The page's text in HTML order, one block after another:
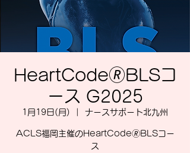
HeartCode🄬BLSコ
ース G2025
1月19日(月) ナースサポート北九州
ACLS福岡主催のHeartCode🄬BLSコー
ス